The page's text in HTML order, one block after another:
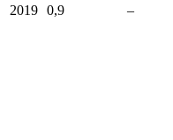
2019 0,9 –